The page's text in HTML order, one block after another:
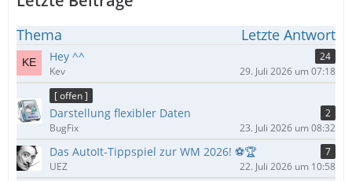
Thema Letzte Antwort
Hey ^^
24
Kev
29. Juli 2026 um 07:18
[ offen ]
Darstellung flexibler Daten
2
BugFix
23. Juli 2026 um 08:32
Das AutoIt-Tippspiel zur WM 2026! ⚽🏆
7
UEZ
22. Juli 2026 um 10:58